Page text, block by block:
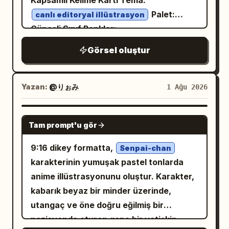
sıkıca kapattığı, yanaklarını şişirdiği,
kanatlarını açtığı ve dramatik bir şekilde
hazırlandığı orta yakın çekim. Panel 3
altyazısı: “3. (4–6s) Failure” ve alt başlığı
“It exhales with all its strength… but
only a tiny puff of smoke comes out.”
Görsel: Kırpılmış bir göz ve küçük bir gri
duman bulutu çıkaran büzülmüş ağızın
yakın çekimi. Panel 4 altyazısı: “4. (6–8s)
Embarrassment” ve alt başlığı “The
dragon feels shy while a bird tilts its
head, watching curiously.” Görsel:
Ejderha mahcup bir şekilde kafasını
kaşırken, yakınlardaki bir dalda tüneyen
sevimli mavi bir kuşun merakla onu
çizgiler ve koyu yeşil dış konturlarla '猫山
王榴莲' (Musang King Durian) ifadesini
sunmak için
kalın ve eğlenceli el çizimi yazı tipleri
kullanır; '金黄绵密 浓香细滑' alt başlığı
zeytin yeşili dalgalı bir şerit üzerine
yerleştirilmiş olup, dairesel mühür
formatında İngilizce 'MUSANG KING
DURIAN' ibaresi bulunur. Arka plana
kıvrımları, meyve eti renk blokları, yıldız
ışığı ve küçük kabuk ikonları ekleyin.
Yüksek doygunluklu Q-tarzı vektör
illüstrasyon, katmanlı kağıt kesme
dokusu, az miktarda serigrafi greni, arka
canlı editoryal illüstrasyon
Palet:
Güneşli Sınıf Renkler:
Mercan Kırmızısı #FF6B5C, İkincil
Mavisi #7DD3FC, Koyu Metin #17324D,
Sıcak Krem Arka Plan #FFF9E8
. Aşağıdaki metni doğru bir şekilde
görüntüleyin: library /ˈlaɪ.brər.i/ isim
materyalleri okuyabildiği veya ödünç
alabildiği yerler. We borrowed two books
from the library. We borrowed two books
from the library. SIK KULLANILAN EŞ
DİZİMLER Go to the library (kütüphaneye
gitmek) Borrow from the library
(kütüphaneden ödünç almak) Public
Görsel oluştur
Yazan: @りぉみ 1 Ağu 2026
GPT IMAGE 2
Tam prompt'u gör
9:16 dikey formatta, Senpai-chan
karakterinin yumuşak pastel tonlarda
anime illüstrasyonunu oluştur. Karakter,
kabarık beyaz bir minder üzerinde,
utangaç ve öne doğru eğilmiş bir
pozisyonda oturan genç bir yetişkin